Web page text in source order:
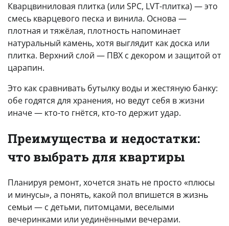
Кварцвиниловая плитка (или SPC, LVT-плитка) — это
смесь кварцевого песка и винила. Основа —
плотная и тяжёлая, плотность напоминает
натуральный камень, хотя выглядит как доска или
плитка. Верхний слой — ПВХ с декором и защитой от
царапин.
Это как сравнивать бутылку воды и жестяную банку:
обе годятся для хранения, но ведут себя в жизни
иначе — кто-то гнётся, кто-то держит удар.
Преимущества и недостатки:
что выбрать для квартиры
Планируя ремонт, хочется знать не просто «плюсы
и минусы», а понять, какой пол впишется в жизнь
семьи — с детьми, питомцами, веселыми
вечеринками или уединёнными вечерами.